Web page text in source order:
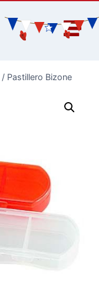
/ Pastillero Bizone